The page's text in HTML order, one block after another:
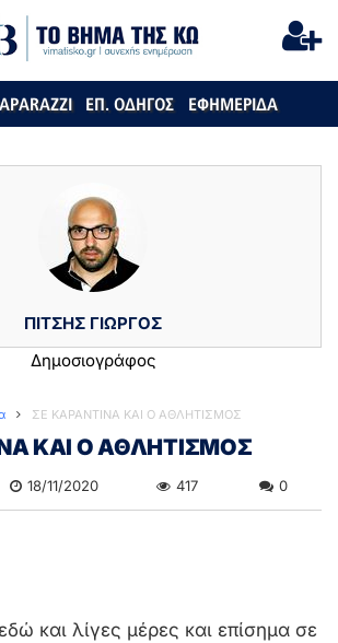
ΕΠ. ΟΔΗΓΟΣ ΕΦΗΜΕΡΙΔΑ
ΠΙΤΣΗΣ ΓΙΩΡΓΟΣ
Δημοσιογράφος
ΣΕ ΚΑΡΑΝΤΙΝΑ ΚΑΙ Ο ΑΘΛΗΤΙΣΜΟΣ
ΚΑΙ Ο ΑΘΛΗΤΙΣΜΟΣ
18/11/2020 417 0
και λίγες μέρες και επίσημα σε